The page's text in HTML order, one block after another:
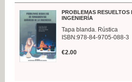
PROBLEMAS
INGENIERÍA
Tapa blanda. Rústica
ISBN:978-84-9705-088-3
€2.00